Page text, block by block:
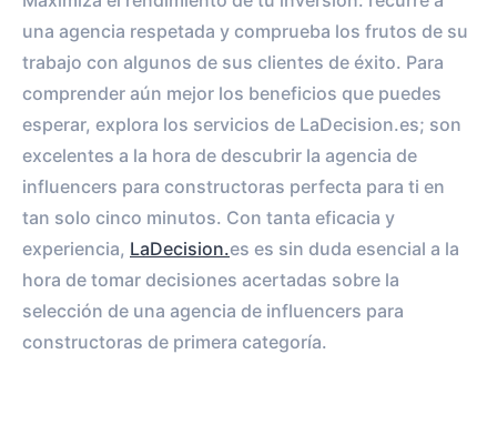
una agencia respetada y comprueba los frutos de su
trabajo con algunos de sus clientes de éxito. Para
comprender aún mejor los beneficios que puedes
esperar, explora los servicios de LaDecision.es; son
excelentes a la hora de descubrir la agencia de
influencers para constructoras perfecta para ti en
tan solo cinco minutos. Con tanta eficacia y
experiencia, LaDecision.es es sin duda esencial a la
hora de tomar decisiones acertadas sobre la
selección de una agencia de influencers para
constructoras de primera categoría.